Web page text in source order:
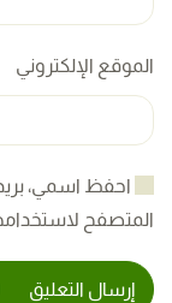
الموقع الإلكتروني
احفظ اسمي،
المتصفح
إرسال التعليق